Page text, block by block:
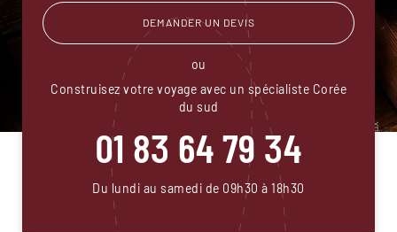
DEMANDER UN DEVIS
ou
Construisez votre voyage avec un spécialiste Corée
du sud
01 83 64 79 34
Du lundi au samedi de 09h30 à 18h30